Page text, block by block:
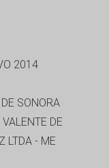
2014
SONORA
DE
LTDA - ME